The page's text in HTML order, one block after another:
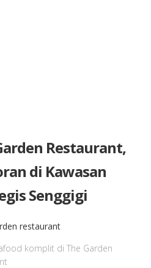
Restaurant,
di Kawasan
Senggigi
komplit di The Garden